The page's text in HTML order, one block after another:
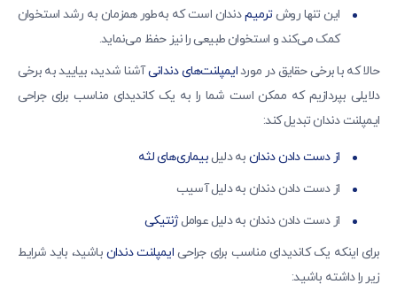
این تنها روشترمیمدندان است که به‌طور همزمان به رشد استخوان
کمک می‌کند و استخوان طبیعی را نیز حفظ می‌نماید.
حالا که با برخی حقایق در موردایمپلنت‌های دندانیآشنا شدید، بیایید به برخی
دلایلی بپردازیم که ممکن است شما را به یک کاندیدای مناسب برای جراحی
ایمپلنت دندان تبدیل کند:
از دست دادن دندان به دلیلبیماری‌های لثه
از دست دادن دندان به دلیل آسیب
از دست دادن دندان به دلیل عواملژنتیکی
برای اینکه یک کاندیدای مناسب برای جراحیایمپلنت دندانباشید، باید شرایط
زیر را داشته باشید: